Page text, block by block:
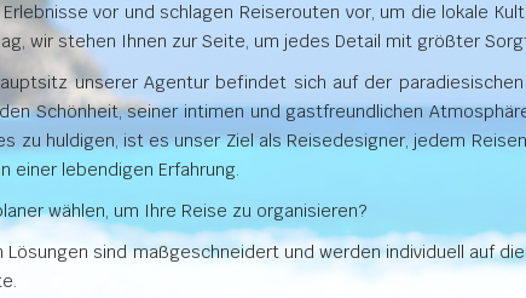
vor und schlagen Reiserouten vor, um die lokale
wir stehen Ihnen zur Seite, um jedes Detail mit größter
unserer Agentur befindet sich auf der
Schönheit, seiner intimen und gastfreundlichen
zu huldigen, ist es unser Ziel als Reisedesigner, jedem
einer lebendigen Erfahrung.
wählen, um Ihre Reise zu organisieren?
Lösungen sind maßgeschneidert und werden individuell auf